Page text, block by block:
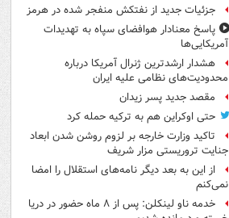
جزئیات جدید از نفتکش منفجر شده در هرمز
پاسخ معنادار هوافضای سپاه به تهدیدات
آمریکایی‌ها
هشدار ارشدترین ژنرال آمریکا درباره
محدودیت‌های نظامی علیه ایران
مقصد جدید پسر زیدان
حتی اوکراین هم به ترکیه حمله کرد
تاکید وزارت خارجه بر لزوم روشن شدن ابعاد
جنایت تروریستی مزار شریف
از این به بعد دیگر نامه‌های استقلال را امضا
نمی‌کنم
خدمه ناو لینکلن: پس از ۸ ماه حضور در دریا